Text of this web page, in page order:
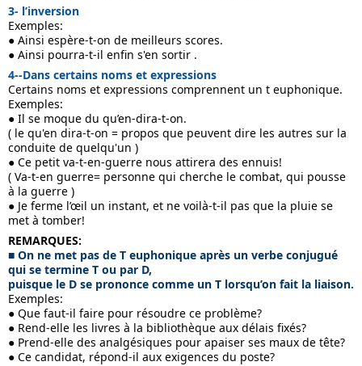
3- l’inversion
Exemples:
● Ainsi espère-t-on de meilleurs scores.
● Ainsi pourra-t-il enfin s'en sortir .
4--Dans certains noms et expressions
Certains noms et expressions comprennent un t euphonique.
Exemples:
● Il se moque du qu’en-dira-t-on.
( le qu'en dira-t-on = propos que peuvent dire les autres sur la
conduite de quelqu'un )
● Ce petit va-t-en-guerre nous attirera des ennuis!
( Va-t-en guerre= personne qui cherche le combat, qui pousse
à la guerre )
● Je ferme l’œil un instant, et ne voilà-t-il pas que la pluie se
met à tomber!
REMARQUES:
■ On ne met pas de T euphonique après un verbe conjugué
qui se termine T ou par D,
puisque le D se prononce comme un T lorsqu’on fait la liaison.
Exemples:
● Que faut-il faire pour résoudre ce problème?
● Rend-elle les livres à la bibliothèque aux délais fixés?
● Prend-elle des analgésiques pour apaiser ses maux de tête?
● Ce candidat, répond-il aux exigences du poste?